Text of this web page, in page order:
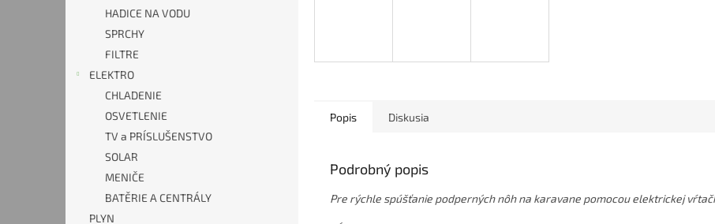
HADICE NA VODU
SPRCHY
FILTRE
ELEKTRO
CHLADENIE
OSVETLENIE
TV a PRÍSLUŠENSTVO
SOLAR
MENIČE
BATĚRIE A CENTRÁLY
PLYN
Popis Diskusia
Podrobný popis
Pre rýchle spúšťanie podperných nôh na karavane pomocou elektrickej